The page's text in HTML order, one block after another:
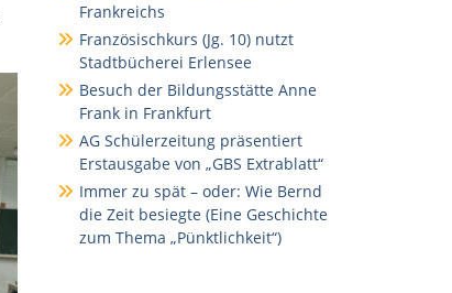
Frankreichs
Französischkurs (Jg. 10) nutzt
Stadtbücherei Erlensee
Besuch der Bildungsstätte Anne
Frank in Frankfurt
AG Schülerzeitung präsentiert
Erstausgabe von „GBS Extrablatt“
Immer zu spät – oder: Wie Bernd
die Zeit besiegte (Eine Geschichte
zum Thema „Pünktlichkeit“)